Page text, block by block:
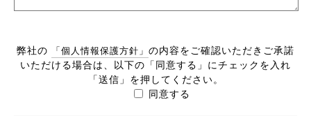
弊社の 「個人情報保護方針」 の内容をご確認いただきご承諾
いただける場合は、 以下の「同意する」にチェックを入れ
「送信」を押してください。
同意する